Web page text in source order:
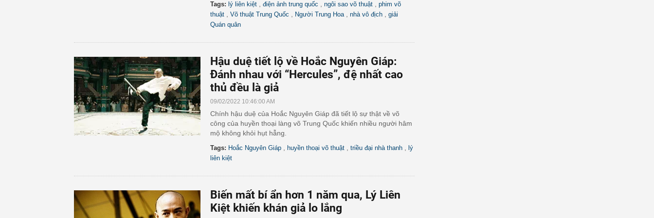
Tags: lý liên kiệt điện ảnh trung quốc ngôi sao võ thuật
phim võ
thuật
Võ thuật Trung Quốc Người Trung Hoa nhà vô địch
giải
Quán quân
Hậu duệ tiết lộ về Hoắc Nguyên Giáp:
Đánh nhau với “Hercules”, đệ nhất cao
thủ đều là giả
09/02/2022 10:46:00 AM
Chính hậu duệ của Hoắc Nguyên Giáp đã tiết lộ sự thật về võ
công của huyền thoại làng võ Trung Quốc khiến nhiều người hâm
mộ không khỏi hụt hẫng.
Tags: Hoắc Nguyên Giáp huyền thoại võ thuật triều đại nhà thanh
lý
liên kiệt
Biến mất bí ẩn hơn 1 năm qua, Lý Liên
Kiệt khiến khán giả lo lắng